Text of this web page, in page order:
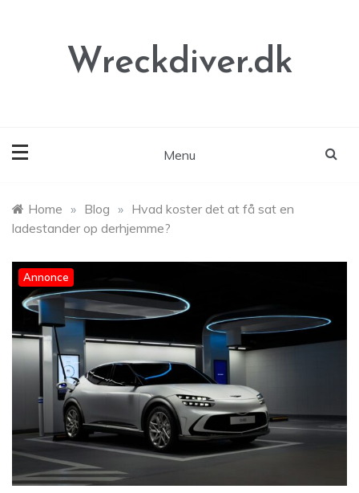
Wreckdiver.dk
Menu
Home » Blog » Hvad koster det at få sat en
ladestander op derhjemme?
Annonce